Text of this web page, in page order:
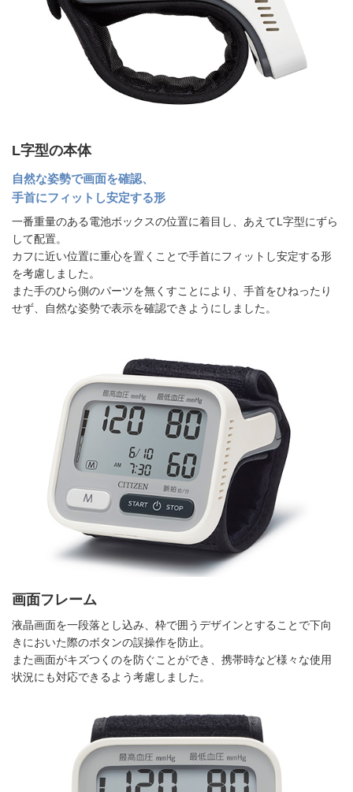
L字型の本体
自然な姿勢で画面を確認、
手首にフィットし安定する形
一番重量のある電池ボックスの位置に着目し、あえてL字型にずら
して配置。
カフに近い位置に重心を置くことで手首にフィットし安定する形
を考慮しました。
また手のひら側のパーツを無くすことにより、手首をひねったり
せず、自然な姿勢で表示を確認できようにしました。
画面フレーム
液晶画面を一段落とし込み、枠で囲うデザインとすることで下向
きにおいた際のボタンの誤操作を防止。
また画面がキズつくのを防ぐことができ、携帯時など様々な使用
状況にも対応できるよう考慮しました。